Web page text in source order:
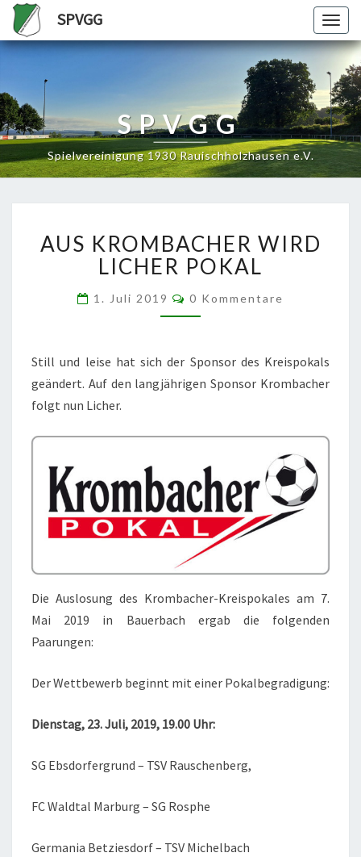
SPVGG
SPVGG
Spielvereinigung 1930 Rauischholzhausen e.V.
KROMBACHER
WIRD
LICHER
POKAL
AUS KROMBACHER WIRD
LICHER POKAL
1. Juli 2019 Kommentare
0 Kommentare
Still und leise hat sich der Sponsor des Kreispokals
geändert. Auf den langjährigen Sponsor Krombacher
folgt nun Licher.
Die Auslosung des Krombacher-Kreispokales am 7.
Mai 2019 in Bauerbach ergab die folgenden
Paarungen:
Der Wettbewerb beginnt mit einer Pokalbegradigung:
Dienstag, 23. Juli, 2019, 19.00 Uhr:
SG Ebsdorfergrund – TSV Rauschenberg,
FC Waldtal Marburg – SG Rosphe
Germania Betziesdorf – TSV Michelbach